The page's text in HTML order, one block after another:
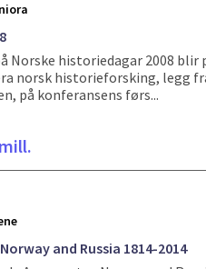
Norske historiedagar 2008
norsk historieforsking, legg
på konferansens førs...
and Russia 1814-2014